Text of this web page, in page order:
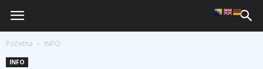
Početna INFO
INFO